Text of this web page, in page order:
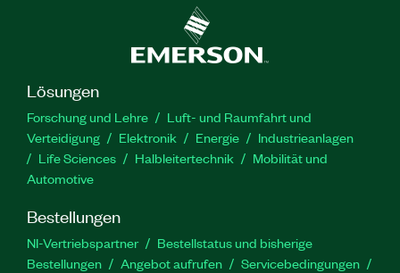
Lösungen
Forschung und Lehre
Luft- und Raumfahrt und
Verteidigung
Elektronik Energie
Industrieanlagen
Life Sciences
Halbleitertechnik
Mobilität und
Automotive
Bestellungen
NI-Vertriebspartner
Bestellstatus und bisherige
Bestellungen
Angebot aufrufen
Servicebedingungen